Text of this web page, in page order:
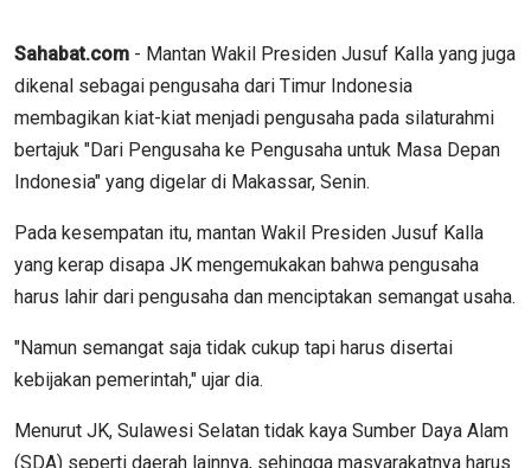
Sahabat.com - Mantan Wakil Presiden Jusuf Kalla yang juga
dikenal sebagai pengusaha dari Timur Indonesia
membagikan kiat-kiat menjadi pengusaha pada silaturahmi
bertajuk "Dari Pengusaha ke Pengusaha untuk Masa Depan
Indonesia" yang digelar di Makassar, Senin.
Pada kesempatan itu, mantan Wakil Presiden Jusuf Kalla
yang kerap disapa JK mengemukakan bahwa pengusaha
harus lahir dari pengusaha dan menciptakan semangat usaha.
"Namun semangat saja tidak cukup tapi harus disertai
kebijakan pemerintah," ujar dia.
Menurut JK, Sulawesi Selatan tidak kaya Sumber Daya Alam
(SDA) seperti daerah lainnya, sehingga masyarakatnya harus